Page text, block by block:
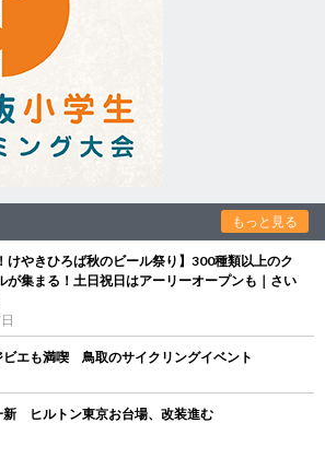
もっと見る
けやきひろば秋のビール祭り】300種類以上のク
が集まる！土日祝日はアーリーオープンも｜さい
ビエも満喫 鳥取のサイクリングイベント
新 ヒルトン東京お台場、改装進む